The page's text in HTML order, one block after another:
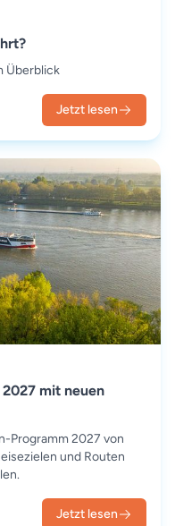
Überblick
Jetzt lesen
mit neuen
Programm 2027 von
und Routen
Jetzt lesen